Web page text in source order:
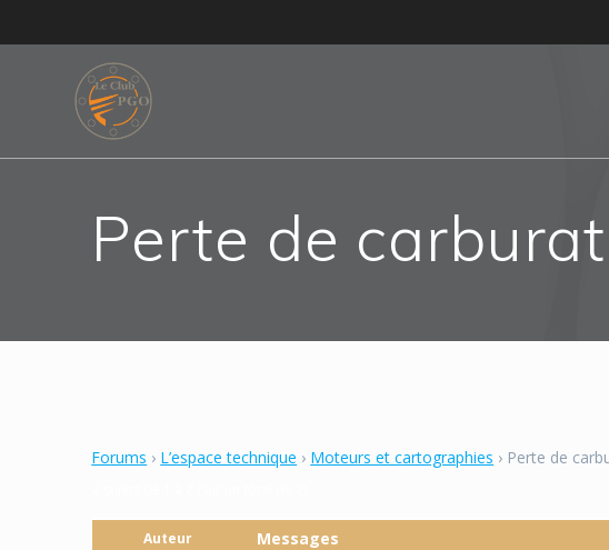
to
Perte de
Forums › L’espace technique › Moteurs et cartographies › Perte de
Auteur Messages